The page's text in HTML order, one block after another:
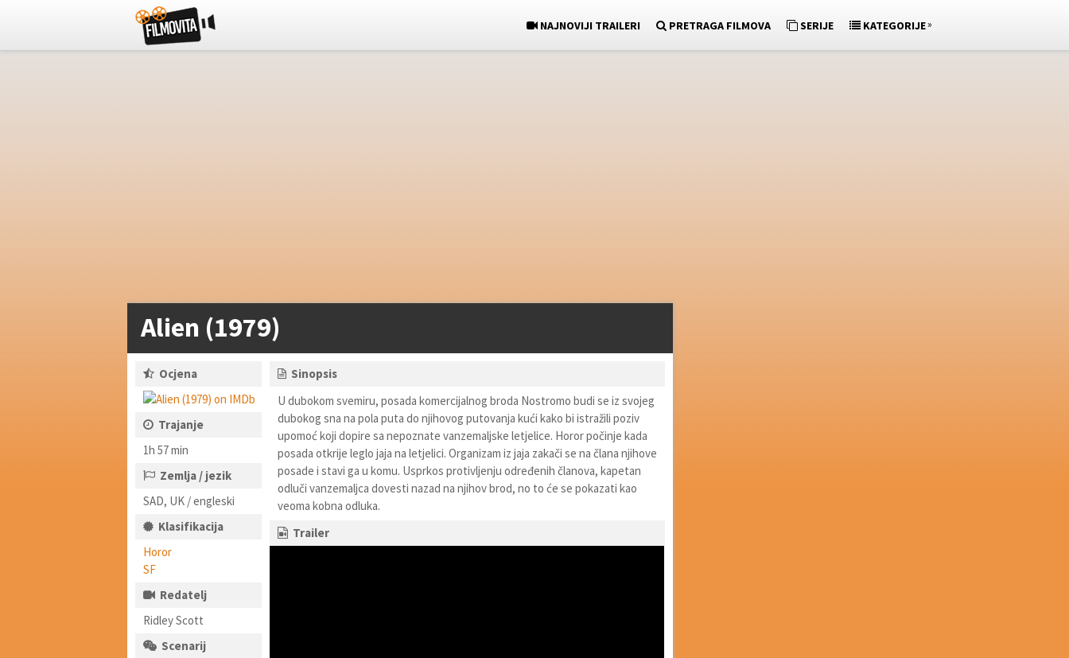
NAJNOVIJI TRAILERI PRETRAGA FILMOVA SERIJE KATEGORIJE»
Alien (1979)
Ocjena
Trajanje
1h 57 min
Zemlja / jezik
SAD, UK / engleski
Klasifikacija
Horor
SF
Redatelj
Ridley Scott
Scenarij
Sinopsis
U dubokom svemiru, posada komercijalnog broda Nostromo budi se iz svojeg
dubokog sna na pola puta do njihovog putovanja kući kako bi istražili poziv
upomoć koji dopire sa nepoznate vanzemaljske letjelice. Horor počinje kada
posada otkrije leglo jaja na letjelici. Organizam iz jaja zakači se na člana njihove
posade i stavi ga u komu. Usprkos protivljenju određenih članova, kapetan
odluči vanzemaljca dovesti nazad na njihov brod, no to će se pokazati kao
veoma kobna odluka.
Trailer